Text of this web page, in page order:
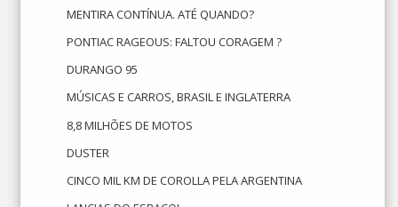
MENTIRA CONTÍNUA. ATÉ QUANDO?
PONTIAC RAGEOUS: FALTOU CORAGEM ?
DURANGO 95
MÚSICAS E CARROS, BRASIL E INGLATERRA
8,8 MILHÕES DE MOTOS
DUSTER
CINCO MIL KM DE COROLLA PELA ARGENTINA